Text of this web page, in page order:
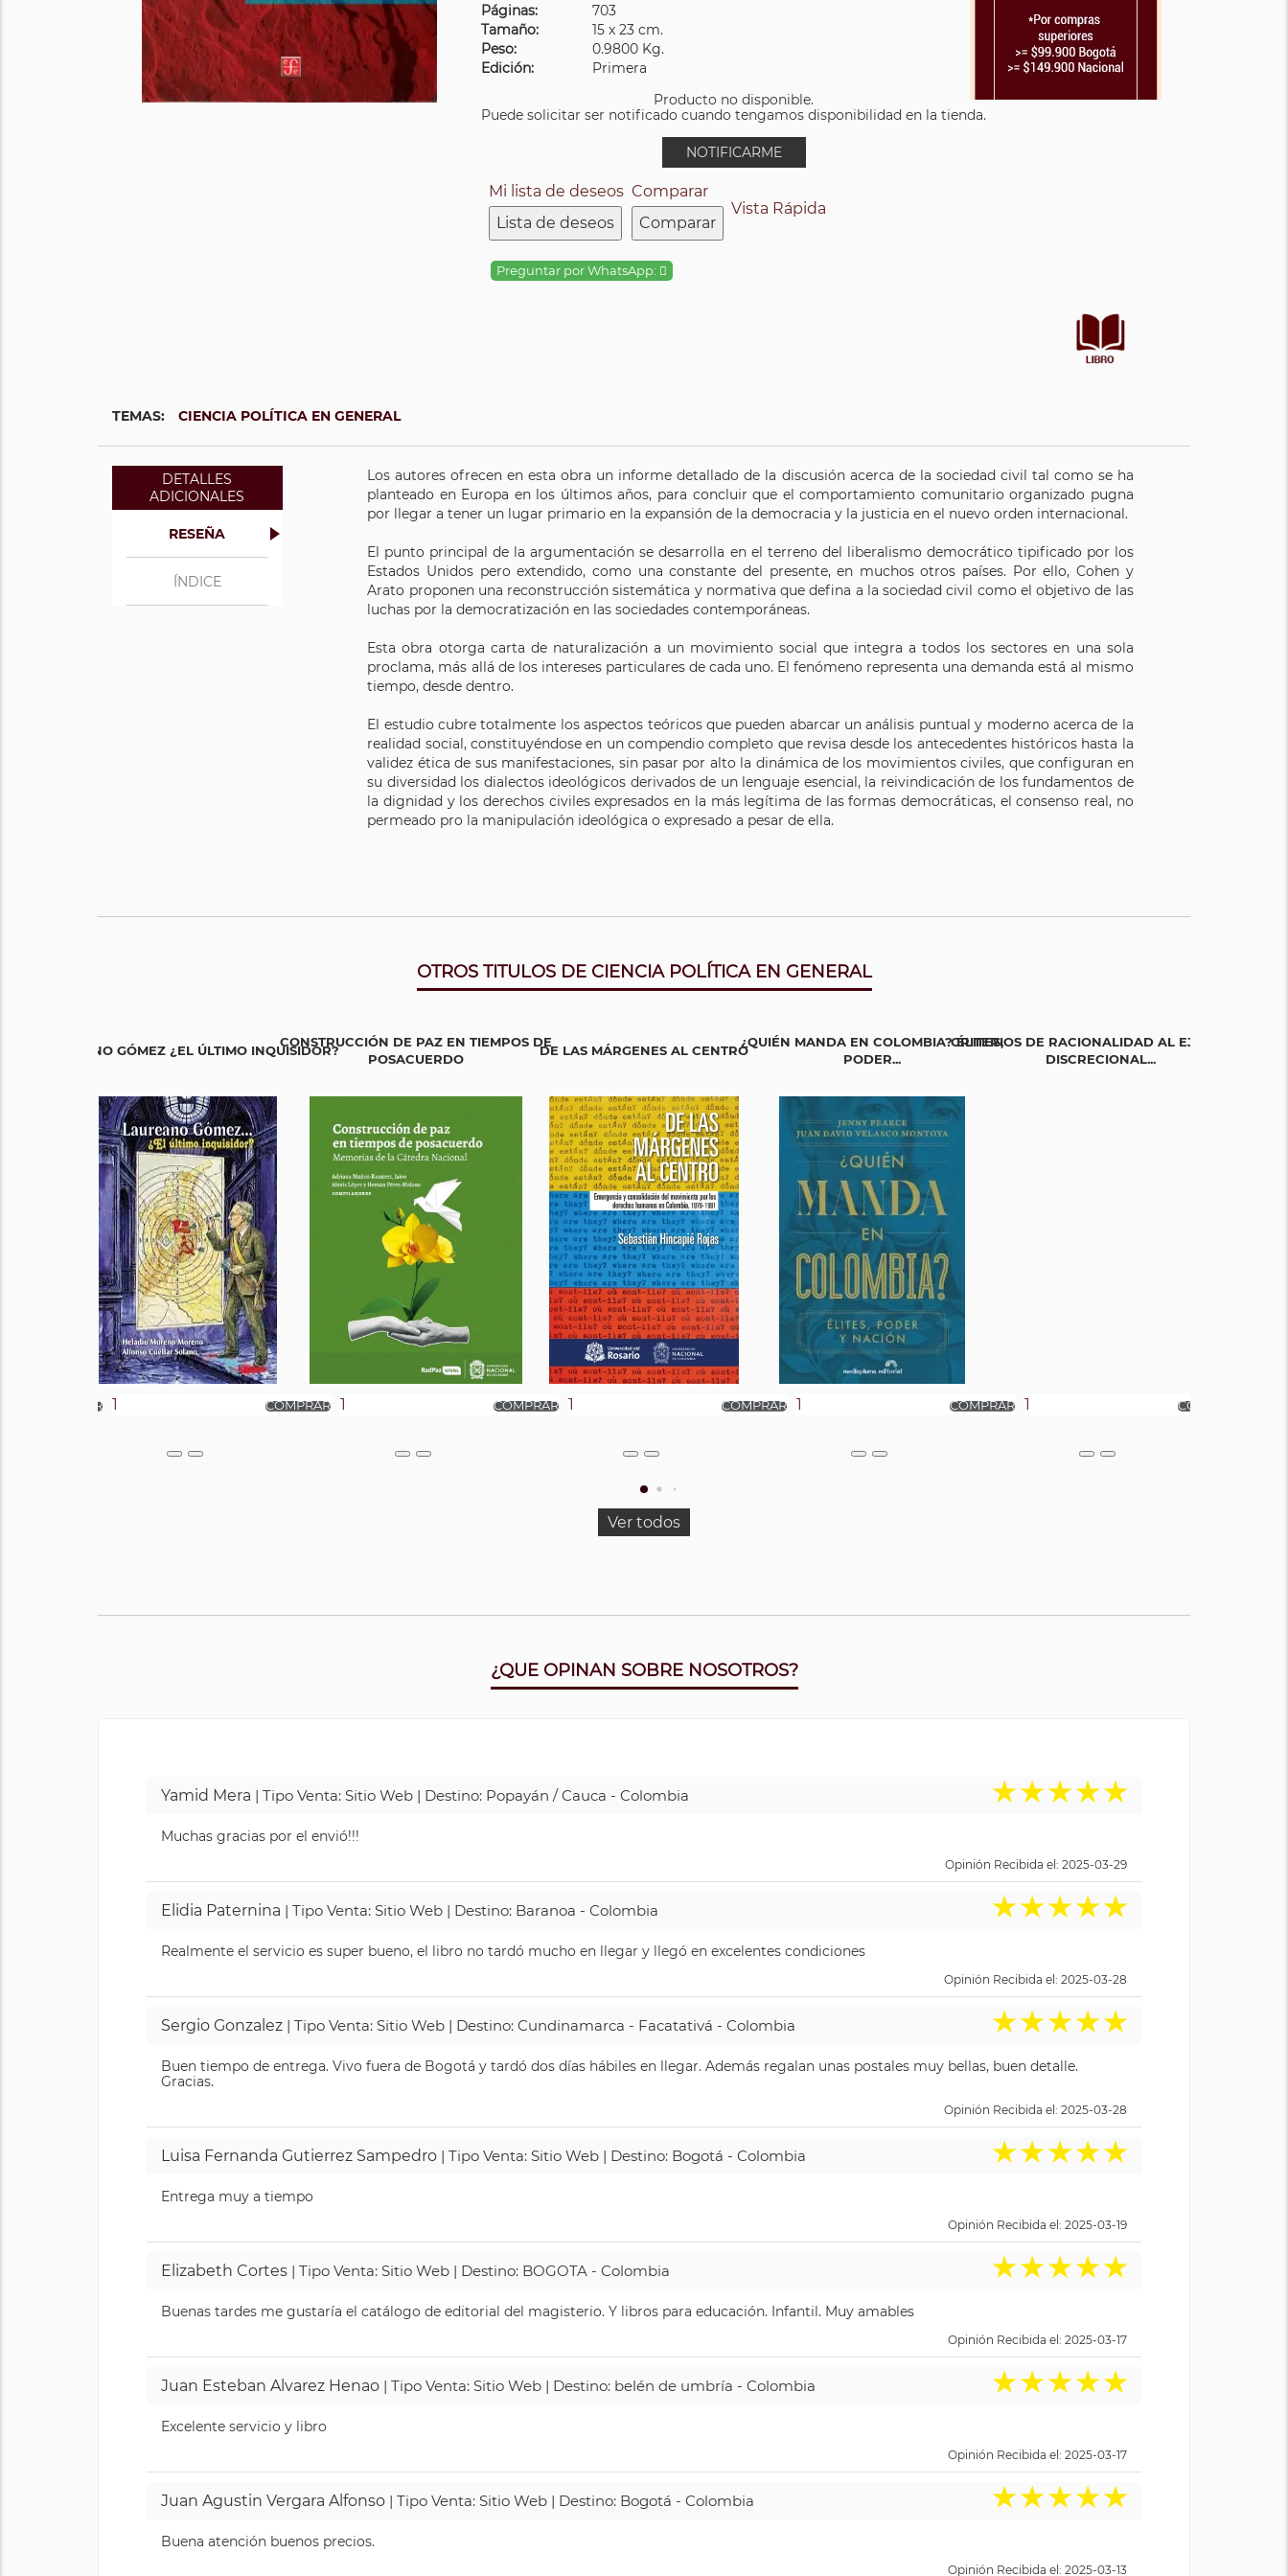
Páginas:
703
Tamaño:
15 x 23 cm.
Peso:
0.9800 Kg.
Edición:
Primera
Producto no disponible.
Puede solicitar ser notificado cuando tengamos disponibilidad en la tienda.
NOTIFICARME
Mi lista de deseos
Lista de deseos
Comparar
Comparar
Vista Rápida
Preguntar por WhatsApp:
TEMAS: CIENCIA POLÍTICA EN GENERAL
DETALLES
ADICIONALES
RESEÑA
ÍNDICE
Los autores ofrecen en esta obra un informe detallado de la discusión acerca de la sociedad civil tal como se ha
planteado en Europa en los últimos años, para concluir que el comportamiento comunitario organizado pugna
por llegar a tener un lugar primario en la expansión de la democracia y la justicia en el nuevo orden internacional.
El punto principal de la argumentación se desarrolla en el terreno del liberalismo democrático tipificado por los
Estados Unidos pero extendido, como una constante del presente, en muchos otros países. Por ello, Cohen y
Arato proponen una reconstrucción sistemática y normativa que defina a la sociedad civil como el objetivo de las
luchas por la democratización en las sociedades contemporáneas.
Esta obra otorga carta de naturalización a un movimiento social que integra a todos los sectores en una sola
proclama, más allá de los intereses particulares de cada uno. El fenómeno representa una demanda está al mismo
tiempo, desde dentro.
El estudio cubre totalmente los aspectos teóricos que pueden abarcar un análisis puntual y moderno acerca de la
realidad social, constituyéndose en un compendio completo que revisa desde los antecedentes históricos hasta la
validez ética de sus manifestaciones, sin pasar por alto la dinámica de los movimientos civiles, que configuran en
su diversidad los dialectos ideológicos derivados de un lenguaje esencial, la reivindicación de los fundamentos de
la dignidad y los derechos civiles expresados en la más legítima de las formas democráticas, el consenso real, no
permeado pro la manipulación ideológica o expresado a pesar de ella.
OTROS TITULOS DE CIENCIA POLÍTICA EN GENERAL
LAUREANO GÓMEZ ¿EL ÚLTIMO INQUISIDOR?
CONSTRUCCIÓN DE PAZ EN TIEMPOS DE
POSACUERDO
DE LAS MÁRGENES AL CENTRO
¿QUIÉN MANDA EN COLOMBIA? ÉLITES,
PODER...
CRITERIOS DE RACIONALIDAD AL EJERCICIO
DISCRECIONAL...
Ver todos
¿QUE OPINAN SOBRE NOSOTROS?
Yamid Mera | Tipo Venta: Sitio Web | Destino: Popayán / Cauca - Colombia ★★★★★
Muchas gracias por el envió!!!
Opinión Recibida el: 2025-03-29
Elidia Paternina | Tipo Venta: Sitio Web | Destino: Baranoa - Colombia ★★★★★
Realmente el servicio es super bueno, el libro no tardó mucho en llegar y llegó en excelentes condiciones
Opinión Recibida el: 2025-03-28
Sergio Gonzalez | Tipo Venta: Sitio Web | Destino: Cundinamarca - Facatativá - Colombia ★★★★★
Buen tiempo de entrega. Vivo fuera de Bogotá y tardó dos días hábiles en llegar. Además regalan unas postales muy bellas, buen detalle.
Gracias.
Opinión Recibida el: 2025-03-28
Luisa Fernanda Gutierrez Sampedro | Tipo Venta: Sitio Web | Destino: Bogotá - Colombia ★★★★★
Entrega muy a tiempo
Opinión Recibida el: 2025-03-19
Elizabeth Cortes | Tipo Venta: Sitio Web | Destino: BOGOTA - Colombia ★★★★★
Buenas tardes me gustaría el catálogo de editorial del magisterio. Y libros para educación. Infantil. Muy amables
Opinión Recibida el: 2025-03-17
Juan Esteban Alvarez Henao | Tipo Venta: Sitio Web | Destino: belén de umbría - Colombia ★★★★★
Excelente servicio y libro
Opinión Recibida el: 2025-03-17
Juan Agustin Vergara Alfonso | Tipo Venta: Sitio Web | Destino: Bogotá - Colombia ★★★★★
Buena atención buenos precios.
Opinión Recibida el: 2025-03-13